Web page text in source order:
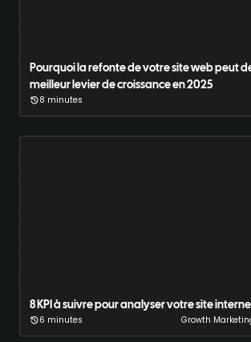
Pourquoi la refonte de votre site web peut
meilleur levier de croissance en 2025
8 minutes
8 KPI à suivre pour analyser votre site
6 minutes Growth